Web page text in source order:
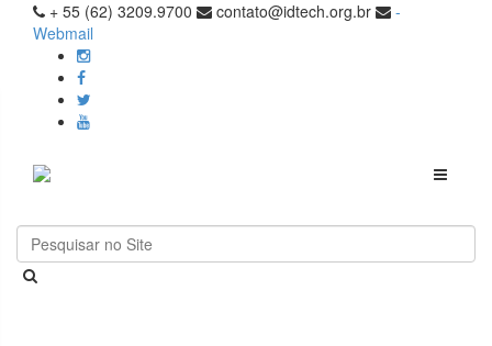
+ 55 (62) 3209.9700 contato@idtech.org.br
-
Webmail
Toggle